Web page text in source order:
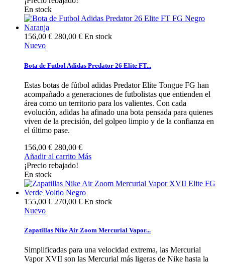
En stock
156,00 € 280,00 € En stock
Nuevo
Bota de Futbol Adidas Predator 26 Elite FT...
Estas botas de fútbol adidas Predator Elite Tongue FG han
acompañado a generaciones de futbolistas que entienden el
área como un territorio para los valientes. Con cada
evolución, adidas ha afinado una bota pensada para quienes
viven de la precisión, del golpeo limpio y de la confianza en
el último pase.
156,00 € 280,00 €
Añadir al carrito Más
¡Precio rebajado!
En stock
155,00 € 270,00 € En stock
Nuevo
Zapatillas Nike Air Zoom Mercurial Vapor...
Simplificadas para una velocidad extrema, las Mercurial
Vapor XVII son las Mercurial más ligeras de Nike hasta la